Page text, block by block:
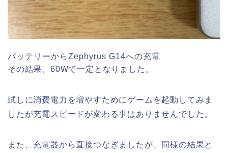
バッテリーからZephyrus G14への充電
その結果、60Wで一定となりました。
試しに消費電力を増やすためにゲームを起動してみま
したが充電スピードが変わる事はありませんでした。
また、充電器から直接つなぎましたが、同様の結果と